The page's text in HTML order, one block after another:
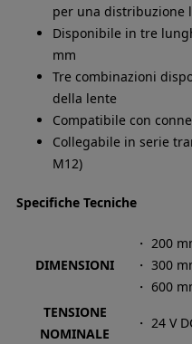
per una distribuzione
Disponibile in tre
mm
Tre combinazioni
della lente
Compatibile con
Collegabile in serie
M12)
Specifiche Tecniche
DIMENSIONI
・ 200
・ 300
・ 600
TENSIONE
NOMINALE
・ 24 V